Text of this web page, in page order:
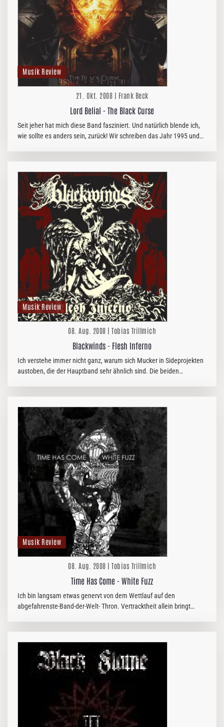
Musik Review
21. Okt. 2008 | Frank Beck
Lord Belial - The Black Curse
Seit jeher hat mich diese Band fasziniert. Und natürlich blende ich,
wie sollte es anders sein, zurück! Wir schreiben das Jahr 1995 und
Musik Review
08. Aug. 2008 | Tobias Trillmich
Blackwinds - Flesh Inferno
Ich verstehe immer nicht ganz, warum sich Mucker in Sideprojekten
austoben, die der Hauptband sehr ähnlich sind. Die beiden
Musik Review
08. Aug. 2008 | Tobias Trillmich
Time Has Come - White Fuzz
Ich bin langsam etwas genervt von dem Wettlauf auf den
abgefahrenste-Band-der-Welt- Thron. Vertracktheit allein bringt